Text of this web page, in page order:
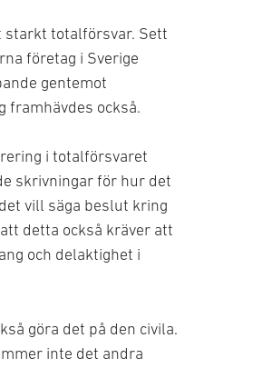
starkt totalförsvar. Sett
företag i Sverige
gentemot
framhävdes också.
i totalförsvaret
skrivningar för hur det
vill säga beslut kring
detta också kräver att
och delaktighet i
göra det på den civila.
inte det andra